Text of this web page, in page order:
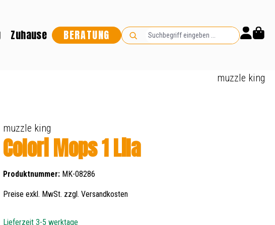
Zuhause BERATUNG
muzzle king
muzzle king
Colori Mops 1 Lila
Produktnummer: MK-08286
Preise exkl. MwSt. zzgl. Versandkosten
Lieferzeit 3-5 werktage